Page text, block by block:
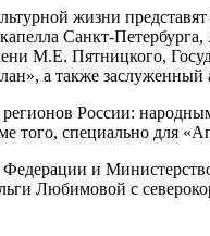
жизни
Санкт-
М.Е. Пятницкого,
а также
России:
того, специально для
и
Любимовой с